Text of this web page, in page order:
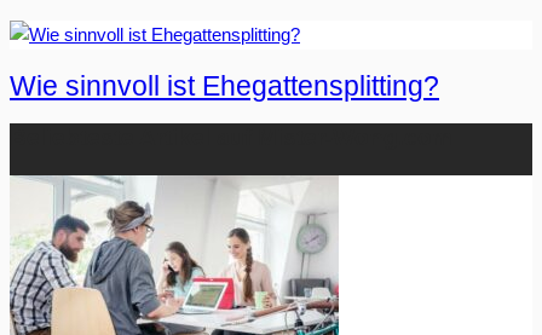
Wie sinnvoll ist Ehegattensplitting?